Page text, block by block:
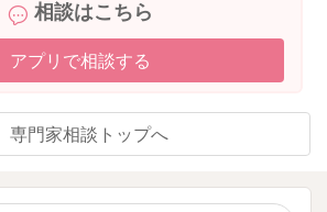
相談はこちら
アプリで相談する
専門家相談トップへ